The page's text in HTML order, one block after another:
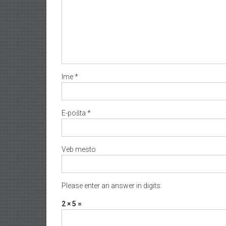
Ime*
E-pošta *
Veb mesto
Please enter an answer in digits:
2 × 5 =